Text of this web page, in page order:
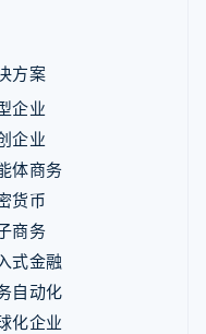
方案
企业
企业
体商务
货币
商务
式金融
自动化
化企业